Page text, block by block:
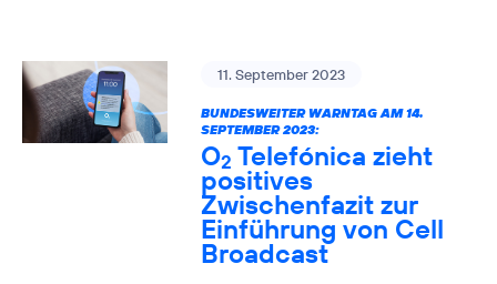
11. September 2023
BUNDESWEITER WARNTAG AM 14.
SEPTEMBER 2023:
O2 Telefónica zieht
positives
Zwischenfazit zur
Einführung von Cell
Broadcast